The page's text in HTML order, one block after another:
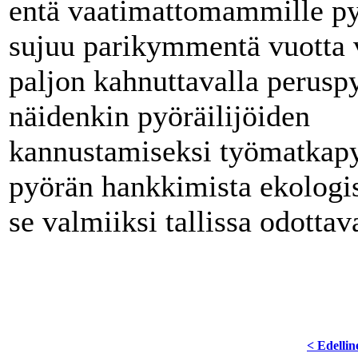
entä vaatimattomammille
sujuu parikymmentä vuotta
paljon kahnuttavalla
näidenkin pyöräilijöiden
kannustamiseksi
pyörän hankkimista
se valmiiksi tallissa
<